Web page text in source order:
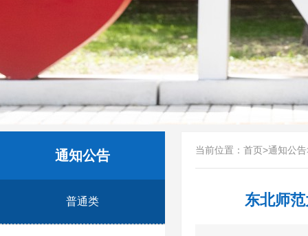
通知公告
普通类
当前位置： 首页>通知公告
东北师